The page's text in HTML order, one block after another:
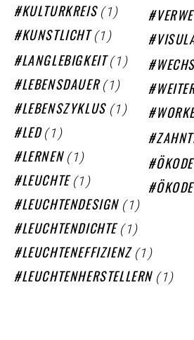
KULTURKREIS (1)
KUNSTLICHT (1)
LANGLEBIGKEIT (1)
LEBENSDAUER (1)
LEBENSZYKLUS (1)
LED (1)
LERNEN (1)
LEUCHTE (1)
LEUCHTENDESIGN (1)
LEUCHTENDICHTE (1)
LEUCHTENEFFIZIENZ (1)
LEUCHTENHERSTELLERN (1)